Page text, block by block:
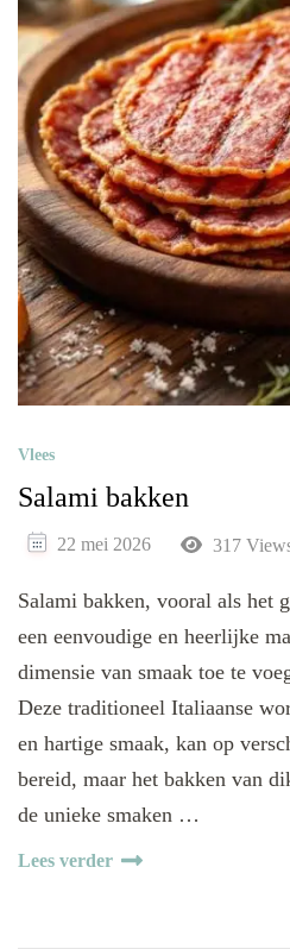
Vlees
Salami bakken
22 mei 2026 317
Salami bakken, vooral als het
een eenvoudige en heerlijke
dimensie van smaak toe te
Deze traditioneel Italiaanse
en hartige smaak, kan op
bereid, maar het bakken van
de unieke smaken …
Lees verder